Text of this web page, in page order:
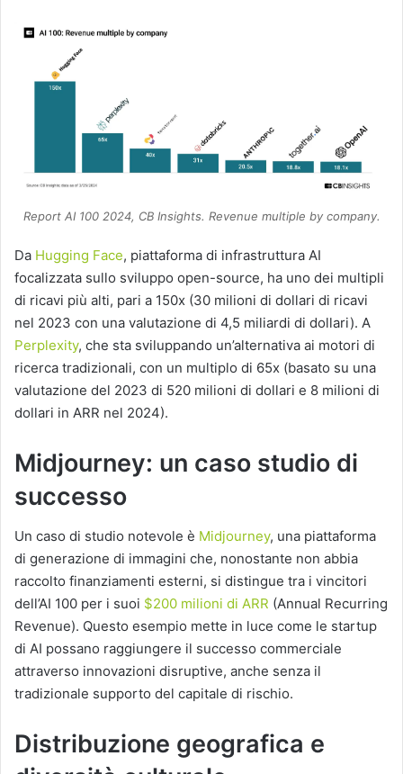
Report AI 100 2024, CB Insights. Revenue multiple by company.
Da Hugging Face, piattaforma di infrastruttura AI
focalizzata sullo sviluppo open-source, ha uno dei multipli
di ricavi più alti, pari a 150x (30 milioni di dollari di ricavi
nel 2023 con una valutazione di 4,5 miliardi di dollari). A
Perplexity, che sta sviluppando un’alternativa ai motori di
ricerca tradizionali, con un multiplo di 65x (basato su una
valutazione del 2023 di 520 milioni di dollari e 8 milioni di
dollari in ARR nel 2024).
Midjourney: un caso studio di
successo
Un caso di studio notevole è Midjourney, una piattaforma
di generazione di immagini che, nonostante non abbia
raccolto finanziamenti esterni, si distingue tra i vincitori
dell’AI 100 per i suoi $200 milioni di ARR (Annual Recurring
Revenue). Questo esempio mette in luce come le startup
di AI possano raggiungere il successo commerciale
attraverso innovazioni disruptive, anche senza il
tradizionale supporto del capitale di rischio.
Distribuzione geografica e